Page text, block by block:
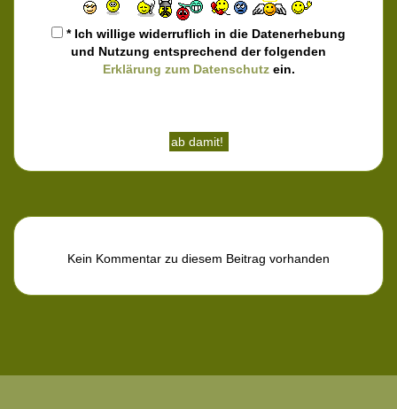
* Ich willige widerruflich in die Datenerhebung
und Nutzung entsprechend der folgenden
Erklärung zum Datenschutzein.
Kein Kommentar zu diesem Beitrag vorhanden